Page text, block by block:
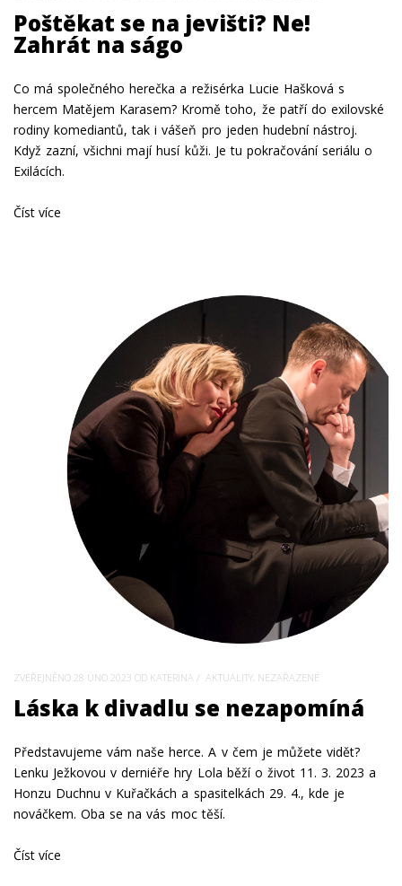
Poštěkat se na jevišti? Ne!
Zahrát na ságo
Co má společného herečka a režisérka Lucie Hašková s
hercem Matějem Karasem? Kromě toho, že patří do exilovské
rodiny komediantů, tak i vášeň pro jeden hudební nástroj.
Když zazní, všichni mají husí kůži. Je tu pokračování seriálu o
Exilácích.
Číst více
ZVEŘEJNĚNO 28 ÚNO 2023 OD KATERINA AKTUALITY NEZAŘAZENÉ
Láska k divadlu se nezapomíná
Představujeme vám naše herce. A v čem je můžete vidět?
Lenku Ježkovou v derniéře hry Lola běží o život 11. 3. 2023 a
Honzu Duchnu v Kuřačkách a spasitelkách 29. 4., kde je
nováčkem. Oba se na vás moc těší.
Číst více